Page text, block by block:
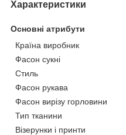
Характеристики
Основні атрибути
Країна виробник
Фасон сукні
Стиль
Фасон рукава
Фасон вирізу горловини
Тип тканини
Візерунки і принти